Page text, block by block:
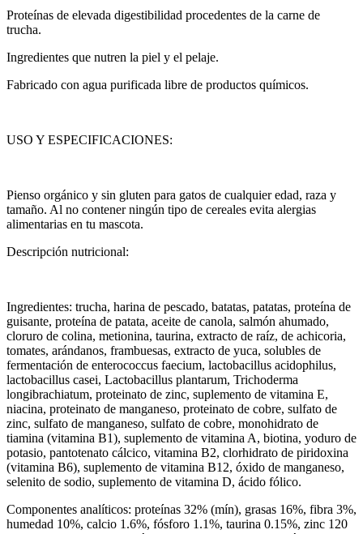
Proteínas de elevada digestibilidad procedentes de la carne de
trucha.
Ingredientes que nutren la piel y el pelaje.
Fabricado con agua purificada libre de productos químicos.
USO Y ESPECIFICACIONES:
Pienso orgánico y sin gluten para gatos de cualquier edad, raza y
tamaño. Al no contener ningún tipo de cereales evita alergias
alimentarias en tu mascota.
Descripción nutricional:
Ingredientes: trucha, harina de pescado, batatas, patatas, proteína de
guisante, proteína de patata, aceite de canola, salmón ahumado,
cloruro de colina, metionina, taurina, extracto de raíz, de achicoria,
tomates, arándanos, frambuesas, extracto de yuca, solubles de
fermentación de enterococcus faecium, lactobacillus acidophilus,
lactobacillus casei, Lactobacillus plantarum, Trichoderma
longibrachiatum, proteinato de zinc, suplemento de vitamina E,
niacina, proteinato de manganeso, proteinato de cobre, sulfato de
zinc, sulfato de manganeso, sulfato de cobre, monohidrato de
tiamina (vitamina B1), suplemento de vitamina A, biotina, yoduro de
potasio, pantotenato cálcico, vitamina B2, clorhidrato de piridoxina
(vitamina B6), suplemento de vitamina B12, óxido de manganeso,
selenito de sodio, suplemento de vitamina D, ácido fólico.
Componentes analíticos: proteínas 32% (mín), grasas 16%, fibra 3%,
humedad 10%, calcio 1.6%, fósforo 1.1%, taurina 0.15%, zinc 120